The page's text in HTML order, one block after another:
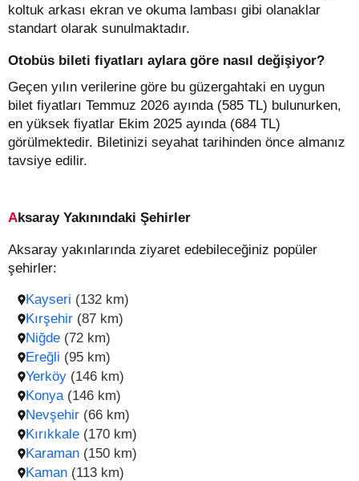
koltuk arkası ekran ve okuma lambası gibi olanaklar
standart olarak sunulmaktadır.
Otobüs bileti fiyatları aylara göre nasıl değişiyor?
Geçen yılın verilerine göre bu güzergahtaki en uygun
bilet fiyatları Temmuz 2026 ayında (585 TL) bulunurken,
en yüksek fiyatlar Ekim 2025 ayında (684 TL)
görülmektedir. Biletinizi seyahat tarihinden önce almanız
tavsiye edilir.
Aksaray Yakınındaki Şehirler
Aksaray yakınlarında ziyaret edebileceğiniz popüler
şehirler:
Kayseri (132 km)
Konya (146 km)
Kırşehir (87 km)
Nevşehir (66 km)
Niğde (72 km)
Kırıkkale (170 km)
Ereğli (95 km)
Karaman (150 km)
Yerköy (146 km)
Kaman (113 km)